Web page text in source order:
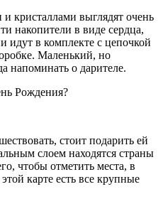
кристаллами выглядят очень
накопители в виде сердца,
в комплекте с цепочкой
Маленький, но
напоминать о дарителе.
стоит подарить ей
слоем находятся страны
чтобы отметить места, в
карте есть все крупные